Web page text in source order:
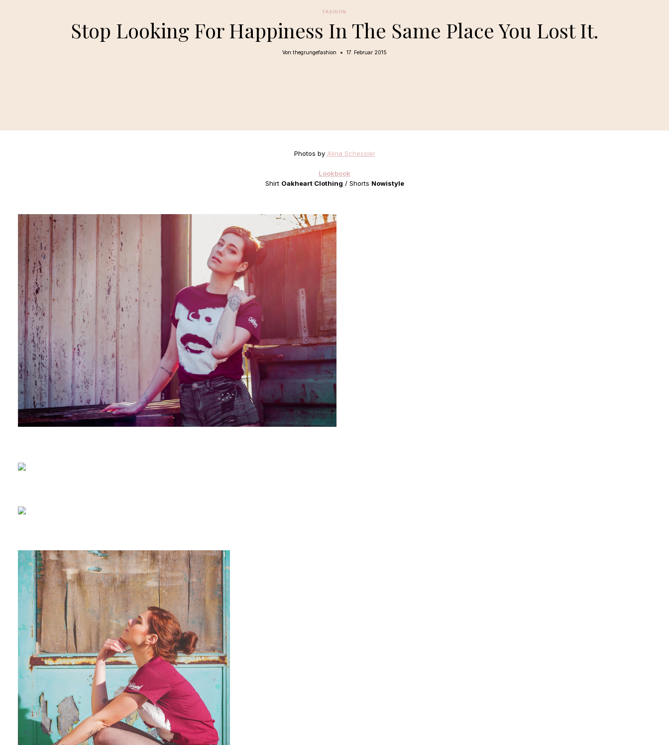
FASHION
Stop Looking For Happiness In The Same Place You Lost It.
Von thegrungefashion 17. Februar 2015
Photos by Alina Schessler
Lookbook
Shirt Oakheart Clothing / Shorts Nowistyle